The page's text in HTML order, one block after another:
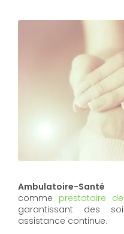
Ambulatoire-Santé
comme prestataire
garantissant des
assistance continue.